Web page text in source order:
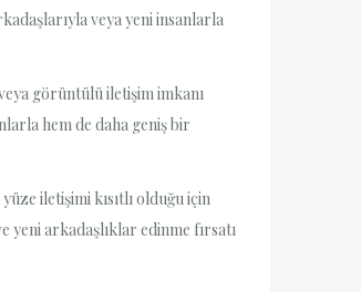
veya yeni insanlarla
görüntülü iletişim imkanı
hem de daha geniş bir
iletişimi kısıtlı olduğu için
yeni arkadaşlıklar edinme fırsatı